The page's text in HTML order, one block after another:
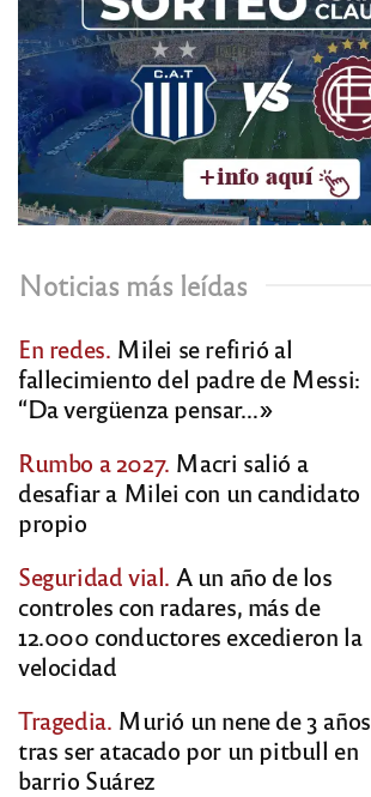
Noticias más leídas
En redes. Milei se refirió al
fallecimiento del padre de Messi:
“Da vergüenza pensar…»
Rumbo a 2027. Macri salió a
desafiar a Milei con un candidato
propio
Seguridad vial. A un año de los
controles con radares, más de
12.000 conductores excedieron la
velocidad
Tragedia. Murió un nene de 3 años
tras ser atacado por un pitbull en
barrio Suárez